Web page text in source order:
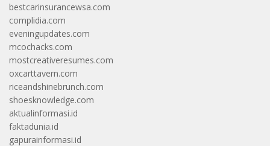
bestcarinsurancewsa.com
complidia.com
eveningupdates.com
mcochacks.com
mostcreativeresumes.com
oxcarttavern.com
riceandshinebrunch.com
shoesknowledge.com
aktualinformasi.id
faktadunia.id
gapurainformasi.id